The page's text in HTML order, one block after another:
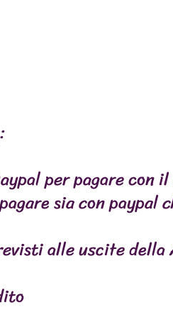
RÉCOMPENSES
per pagare con
sia con paypal
alle uscite della